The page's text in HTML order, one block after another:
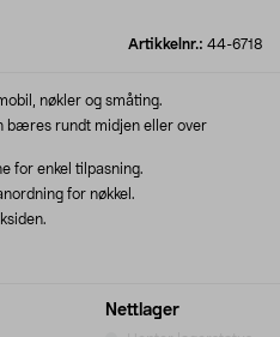
Artikkelnr.: 44-6718
Nettlager
nøkler og småting.
bæres rundt midjen eller over
for enkel tilpasning.
for nøkkel.